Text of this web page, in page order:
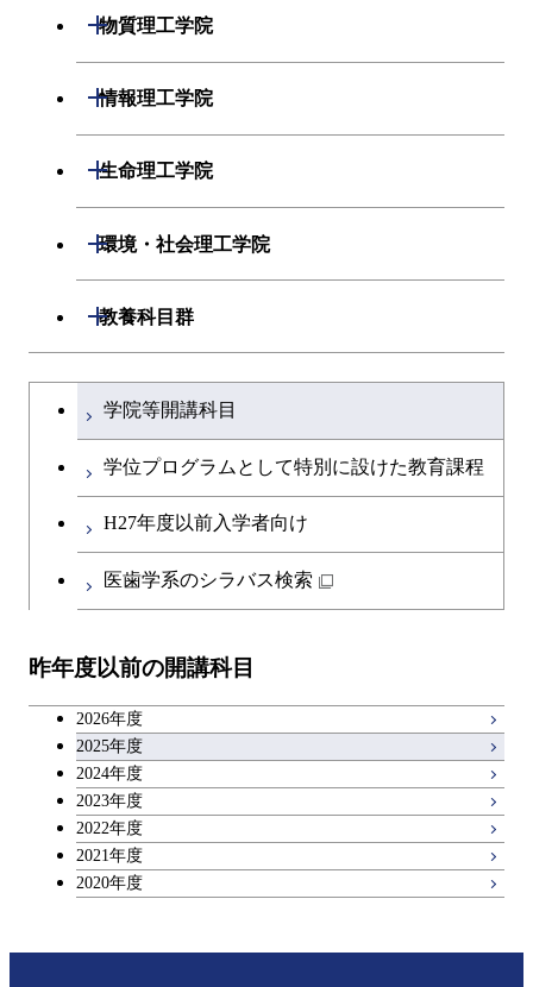
人間医療科学技術コース
物質理工学院
開閉
材料系
開閉
エネルギーコース
原子核工学コース
人間医療科学技術コース
応用化学コース
ース
原子核工学コース
物質・情報卓越コース
専門科目
情報理工学院
開閉
数理・計算科学系
開閉
知能情報コース
情報工学コース
知能情報コース
エネルギー・情報コース
人間医療科学技術コース
物質・情報卓越コース
専門科目
生命理工学院
開閉
生命理工学系
開閉
ライフエンジニアリングコ
ース
物質・情報卓越コース
環境・社会理工学院
開閉
建築学系
開閉
コース
都市・環境学コース
コース
都市・環境学コース
開閉
エネルギーコース
エネルギー・情報コース
エンジニアリングデザイン
コース
原子核工学コース
物質・情報卓越コース
社会・人間科学コース
イノベーション科学系
イノベーション科学コース
人間医療科学技術コース
技術経営専門職学位課程
開閉
技術経営専門職学位課程
専門科目
教養科目群
開閉
文系教養科目
英語科目
第二外国語科目
キャリア科目
大学院課程を切り替える
学院等開講科目
学位プログラムとして特別に設けた教育課程
H27年度以前入学者向け
医歯学系のシラバス検索
昨年度以前の開講科目
2026年度
2025年度
2024年度
2023年度
2022年度
2021年度
2020年度